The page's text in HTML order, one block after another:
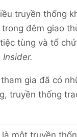
truyền thống
đêm giao
tùng và tổ
Insider.
gia đã có
truyền thống